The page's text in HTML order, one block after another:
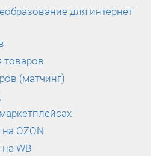
для интернет
товаров
(матчинг)
OZON
WB